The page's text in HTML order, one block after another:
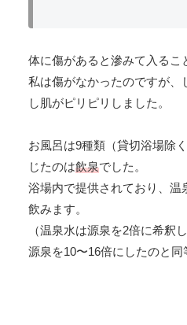
体に傷があると滲みて入る
私は傷がなかったのですが、
し肌がピリピリしました。
お風呂は9種類（貸切浴場除
じたのは飲泉でした。
浴場内で提供されており、温
飲みます。
（温泉水は源泉を2倍に希釈
源泉を10〜16倍にしたのと同